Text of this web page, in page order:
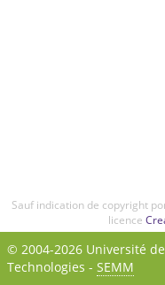
Sauf indication de copyright
licence
© 2004-2026 Université
Technologies - SEMM